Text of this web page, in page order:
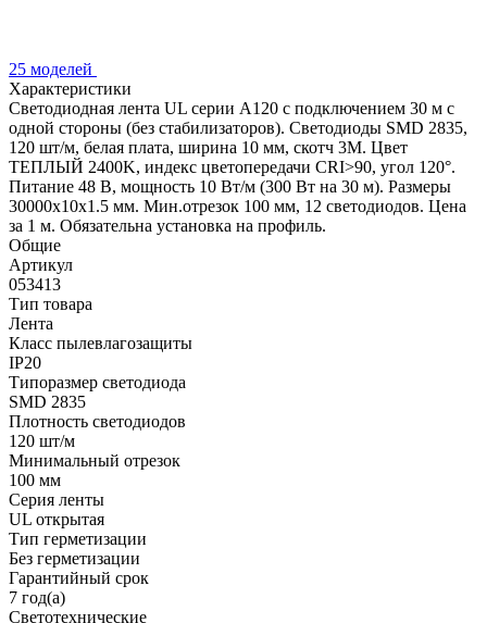
25 моделей
Характеристики
Светодиодная лента UL серии A120 с подключением 30 м с
одной стороны (без стабилизаторов). Светодиоды SMD 2835,
120 шт/м, белая плата, ширина 10 мм, скотч 3M. Цвет
ТЕПЛЫЙ 2400K, индекс цветопередачи CRI>90, угол 120°.
Питание 48 В, мощность 10 Вт/м (300 Вт на 30 м). Размеры
30000x10x1.5 мм. Мин.отрезок 100 мм, 12 светодиодов. Цена
за 1 м. Обязательна установка на профиль.
Общие
Артикул
053413
Тип товара
Лента
Класс пылевлагозащиты
IP20
Типоразмер светодиода
SMD 2835
Плотность светодиодов
120 шт/м
Минимальный отрезок
100 мм
Серия ленты
UL открытая
Тип герметизации
Без герметизации
Гарантийный срок
7 год(а)
Светотехнические